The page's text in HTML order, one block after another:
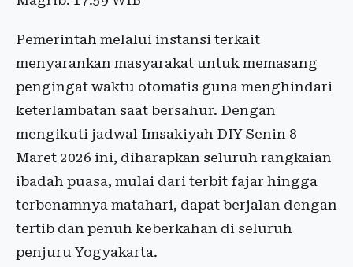
Pemerintah melalui instansi terkait
menyarankan masyarakat untuk memasang
pengingat waktu otomatis guna menghindari
keterlambatan saat bersahur. Dengan
mengikuti jadwal Imsakiyah DIY Senin 8
Maret 2026 ini, diharapkan seluruh rangkaian
ibadah puasa, mulai dari terbit fajar hingga
terbenamnya matahari, dapat berjalan dengan
tertib dan penuh keberkahan di seluruh
penjuru Yogyakarta.